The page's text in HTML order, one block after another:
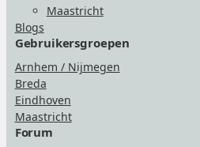
Maastricht
Blogs
Gebruikersgroepen
Arnhem / Nijmegen
Breda
Eindhoven
Maastricht
Forum